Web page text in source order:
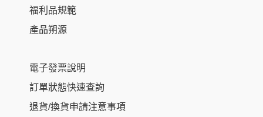
福利品規範
產品朔源
電子發票說明
訂單狀態快速查詢
退貨/換貨申請注意事項